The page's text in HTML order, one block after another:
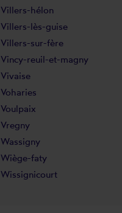
Villers-hélon
Villers-lès-guise
Villers-sur-fère
Vincy-reuil-et-magny
Vivaise
Voharies
Voulpaix
Vregny
Wassigny
Wiège-faty
Wissignicourt